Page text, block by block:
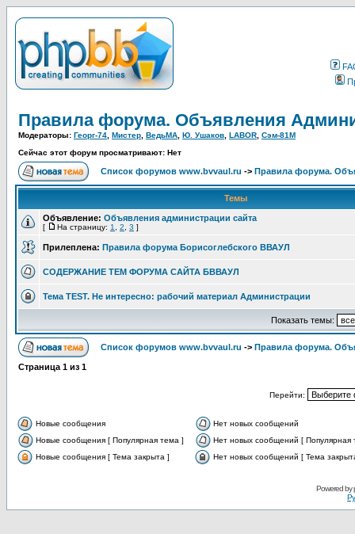
Правила форума. Объявления
Модераторы: Георг-74 Мистер ВедьМА Ю. Ушаков LABOR Сэм-81М
Сейчас этот форум просматривают: Нет
Список форумов www.bvvaul.ru -> Правила форума.
Темы
Объявление: Объявления администрации сайта
[ На страницу: 1 2 3 ]
Прилеплена: Правила форума Борисоглебского ВВАУЛ
СОДЕРЖАНИЕ ТЕМ ФОРУМА САЙТА БВВАУЛ
Тема TEST. Не интересно: рабочий материал Администрации
Показать темы:
Список форумов www.bvvaul.ru -> Правила форума.
Страница 1 из 1
Перейти:
Новые сообщения
Нет новых сообщений
Новые сообщения [ Популярная тема ]
Нет новых сообщений [ Популярная
Новые сообщения [ Тема закрыта ]
Нет новых сообщений [ Тема
Powered by